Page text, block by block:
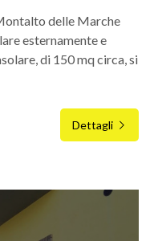
delle Marche
esternamente e
di 150 mq circa, si
Dettagli